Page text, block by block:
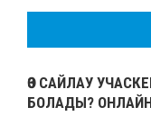
ӨЗ САЙЛАУ
БОЛАДЫ?